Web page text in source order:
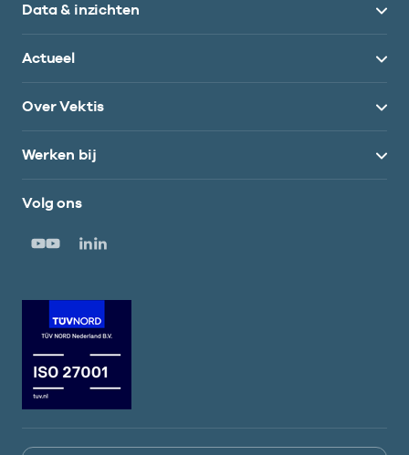
Data & inzichten
Actueel
Over Vektis
Werken bij
Volg ons